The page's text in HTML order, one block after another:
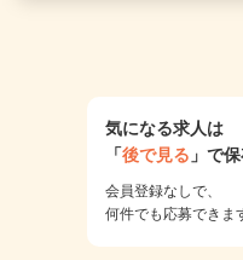
気になる求人は
「後で見る 」で保
会員登録なしで、
何件でも応募できま